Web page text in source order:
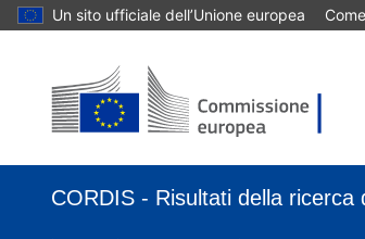
Un sito ufficiale dell’Unione europea
CORDIS - Risultati della ricerca